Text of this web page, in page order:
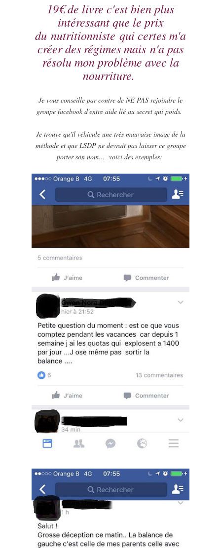
19€ de livre c'est bien plus
intéressant que le prix
du nutritionniste qui certes m'a
créer des régimes mais n'a pas
résolu mon problème avec la
nourriture.
Je vous conseille par contre de NE PAS rejoindre le
groupe facebook d'entre aide lié au secret qui poids.
Je trouve qu'il véhicule une très mauvaise image de la
méthode et que LSDP ne devrait pas laisser ce groupe
porter son nom... voici des exemples: